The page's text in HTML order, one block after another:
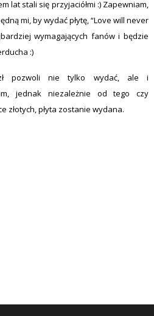
lat stali się przyjaciółmi :) Zapewniam,
mi, by wydać płytę, “Love will never
wymagających fanów i będzie
:)
pozwoli nie tylko wydać, ale i
jednak niezależnie od tego czy
złotych, płyta zostanie wydana.